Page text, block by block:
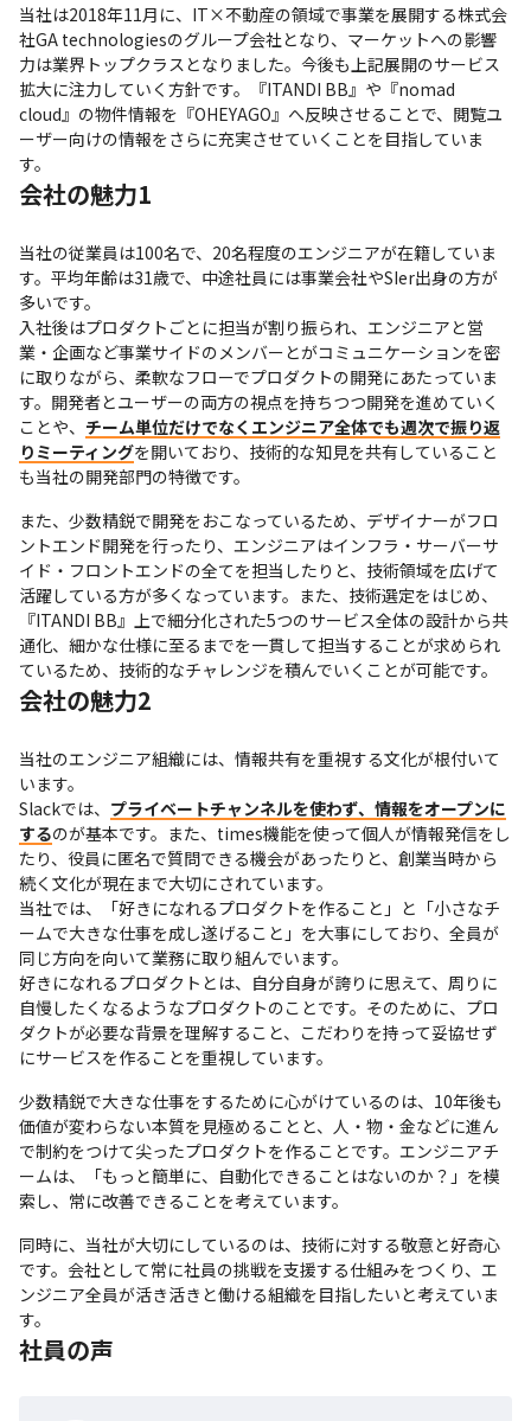
当社は2018年11月に、IT×不動産の領域で事業を展開する株式会
社GA technologiesのグループ会社となり、マーケットへの影響
力は業界トップクラスとなりました。今後も上記展開のサービス
拡大に注力していく方針です。『ITANDI BB』や『nomad
cloud』の物件情報を『OHEYAGO』へ反映させることで、閲覧ユ
ーザー向けの情報をさらに充実させていくことを目指していま
す。
会社の魅力1
当社の従業員は100名で、20名程度のエンジニアが在籍していま
す。平均年齢は31歳で、中途社員には事業会社やSIer出身の方が
多いです。
入社後はプロダクトごとに担当が割り振られ、エンジニアと営
業・企画など事業サイドのメンバーとがコミュニケーションを密
に取りながら、柔軟なフローでプロダクトの開発にあたっていま
す。開発者とユーザーの両方の視点を持ちつつ開発を進めていく
ことや、 チーム単位だけでなくエンジニア全体でも週次で振り返
りミーティングを開いており、技術的な知見を共有していること
も当社の開発部門の特徴です。
また、少数精鋭で開発をおこなっているため、デザイナーがフロ
ントエンド開発を行ったり、エンジニアはインフラ・サーバーサ
イド・フロントエンドの全てを担当したりと、技術領域を広げて
活躍している方が多くなっています。また、技術選定をはじめ、
『ITANDI BB』上で細分化された5つのサービス全体の設計から共
通化、細かな仕様に至るまでを一貫して担当することが求められ
ているため、技術的なチャレンジを積んでいくことが可能です。
会社の魅力2
当社のエンジニア組織には、情報共有を重視する文化が根付いて
います。
Slackでは、 プライベートチャンネルを使わず、情報をオープンに
するのが基本です。また、times機能を使って個人が情報発信をし
たり、役員に匿名で質問できる機会があったりと、創業当時から
続く文化が現在まで大切にされています。
当社では、「好きになれるプロダクトを作ること」と「小さなチ
ームで大きな仕事を成し遂げること」を大事にしており、全員が
同じ方向を向いて業務に取り組んでいます。
好きになれるプロダクトとは、自分自身が誇りに思えて、周りに
自慢したくなるようなプロダクトのことです。そのために、プロ
ダクトが必要な背景を理解すること、こだわりを持って妥協せず
にサービスを作ることを重視しています。
少数精鋭で大きな仕事をするために心がけているのは、10年後も
価値が変わらない本質を見極めることと、人・物・金などに進ん
で制約をつけて尖ったプロダクトを作ることです。エンジニアチ
ームは、「もっと簡単に、自動化できることはないのか？」を模
索し、常に改善できることを考えています。
同時に、当社が大切にしているのは、技術に対する敬意と好奇心
です。会社として常に社員の挑戦を支援する仕組みをつくり、エ
ンジニア全員が活き活きと働ける組織を目指したいと考えていま
す。
社員の声